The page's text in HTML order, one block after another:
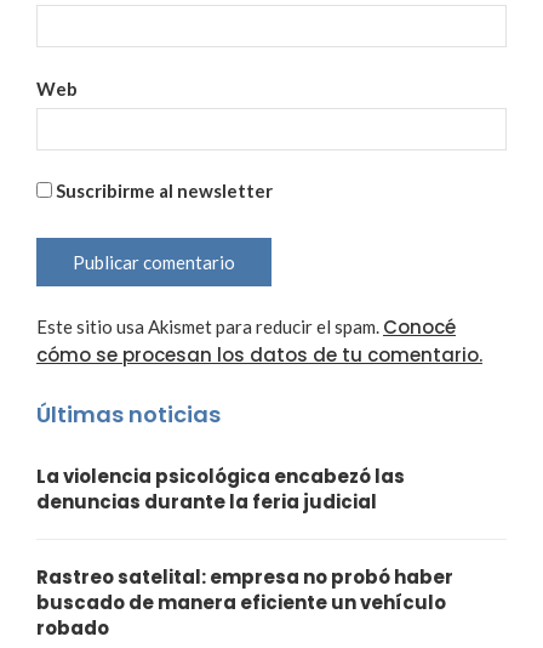
Web
Suscribirme al newsletter
Este sitio usa Akismet para reducir el spam. Conocé
cómo se procesan los datos de tu comentario.
Últimas noticias
La violencia psicológica encabezó las
denuncias durante la feria judicial
Rastreo satelital: empresa no probó haber
buscado de manera eficiente un vehículo
robado